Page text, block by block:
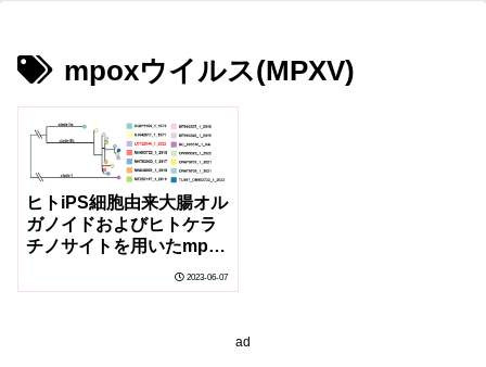
mpoxウイルス(MPXV)
ヒトiPS細胞由来大腸オル
ガノイドおよびヒトケラ
チノサイトを用いたmpox
2023-06-07
ad